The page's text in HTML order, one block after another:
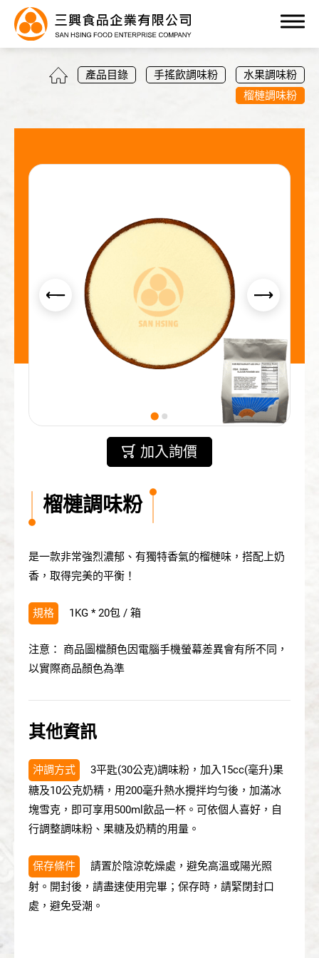
產品目錄 手搖飲調味粉
水果調味粉
榴槤調味粉
加入詢價
榴槤調味粉
是一款非常強烈濃郁、有獨特香氣的榴槤味，搭配上奶
香，取得完美的平衡！
規格 1KG * 20包 / 箱
注意： 商品圖檔顏色因電腦手機螢幕差異會有所不同，
以實際商品顏色為準
其他資訊
沖調方式
3平匙(30公克)調味粉，加入15cc(毫升)果
糖及10公克奶精，用200毫升熱水攪拌均勻後，加滿冰
塊雪克，即可享用500ml飲品一杯。可依個人喜好，自
行調整調味粉、果糖及奶精的用量。
保存條件
請置於陰涼乾燥處，避免高溫或陽光照
射。開封後，請盡速使用完畢；保存時，請緊閉封口
處，避免受潮。
產品目錄
布丁粉/凍粉
優格調味粉
雪泡奶精粉(不含乳)
代工服務
關於三興
資源中心
English